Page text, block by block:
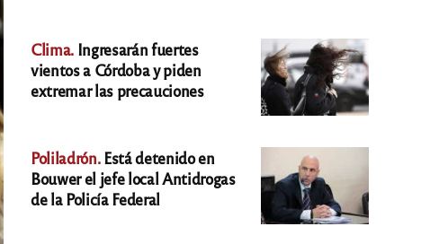
Clima. Ingresarán fuertes
vientos a Córdoba y piden
extremar las precauciones
Poliladrón.Está detenido en
Bouwer el jefe local Antidrogas
de la Policía Federal